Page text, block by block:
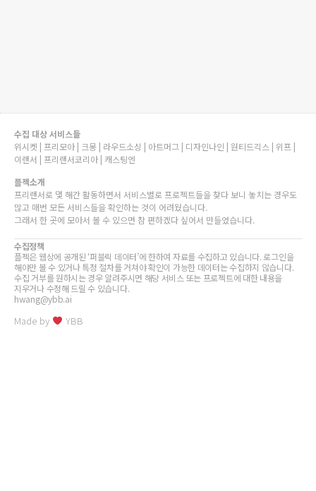
수집 대상 서비스들
위시켓 | 프리모아 | 크몽 | 라우드소싱 | 아트머그 | 디자인나인 | 원티드긱스 | 위프 |
이랜서 | 프리랜서코리아 | 캐스팅엔
플젝소개
프리랜서로 몇 해간 활동하면서 서비스별로 프로젝트들을 찾다 보니 놓치는 경우도
많고 매번 모든 서비스들을 확인하는 것이 어려웠습니다.
그래서 한 곳에 모아서 볼 수 있으면 참 편하겠다 싶어서 만들었습니다.
수집정책
플젝은 웹상에 공개된 ‘퍼블릭 데이터’에 한하여 자료를 수집하고 있습니다. 로그인을
해야만 볼 수 있거나 특정 절차를 거쳐야 확인이 가능한 데이터는 수집하지 않습니다.
수집 거부를 원하시는 경우 알려주시면 해당 서비스 또는 프로젝트에 대한 내용을
지우거나 수정해 드릴 수 있습니다.
hwang@ybb.ai
Made by YBB